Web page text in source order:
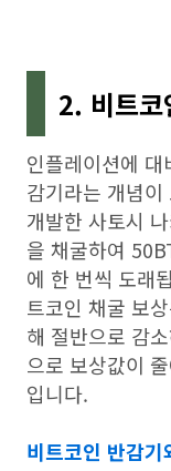
2. 비트
인플레이션에
감기라는 개념
개발한 사토시
을 채굴하여
에 한 번씩 도래
트코인 채굴 보
해 절반으로 감
으로 보상값이
입니다.
비트코인 반감기